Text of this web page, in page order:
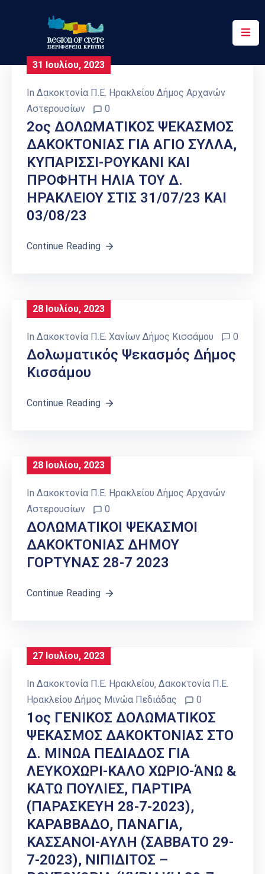
Περιφέρεια
Έργα
Δράσεις
Ψηφιακές
Υπηρεσίες
Επικοινωνία
31 Ιουλίου, 2023
In Δακοκτονία Π.Ε. Ηρακλείου Δήμος Αρχανών
Αστερουσίων
0
2ος ΔΟΛΩΜΑΤΙΚΟΣ ΨΕΚΑΣΜΟΣ
ΔΑΚΟΚΤΟΝΙΑΣ ΓΙΑ ΑΓΙΟ ΣΥΛΛΑ,
ΚΥΠΑΡΙΣΣΙ-ΡΟΥΚΑΝΙ ΚΑΙ
ΠΡΟΦΗΤΗ ΗΛΙΑ ΤΟΥ Δ.
ΗΡΑΚΛΕΙΟΥ ΣΤΙΣ 31/07/23 ΚΑΙ
03/08/23
Continue Reading
28 Ιουλίου, 2023
In Δακοκτονία Π.Ε. Χανίων Δήμος Κισσάμου 0
Δολωματικός Ψεκασμός Δήμος
Κισσάμου
Continue Reading
28 Ιουλίου, 2023
In Δακοκτονία Π.Ε. Ηρακλείου Δήμος Αρχανών
Αστερουσίων
0
ΔΟΛΩΜΑΤΙΚΟΙ ΨΕΚΑΣΜΟΙ
ΔΑΚΟΚΤΟΝΙΑΣ ΔΗΜΟΥ
ΓΟΡΤΥΝΑΣ 28-7 2023
Continue Reading
27 Ιουλίου, 2023
In Δακοκτονία Π.Ε. Ηρακλείου‚ Δακοκτονία Π.Ε.
Ηρακλείου Δήμος Μινώα Πεδιάδας
0
1ος ΓΕΝΙΚΟΣ ΔΟΛΩΜΑΤΙΚΟΣ
ΨΕΚΑΣΜΟΣ ΔΑΚΟΚΤΟΝΙΑΣ ΣΤO
Δ. ΜΙΝΩΑ ΠΕΔΙΑΔΟΣ ΓΙΑ
ΛΕΥΚΟΧΩΡΙ-ΚΑΛΟ ΧΩΡΙΟ-ΆΝΩ &
ΚΑΤΩ ΠΟΥΛΙΕΣ, ΠΑΡΤΙΡΑ
(ΠΑΡΑΣΚΕΥΗ 28-7-2023),
ΚΑΡΑΒΒΑΔΟ, ΠΑΝΑΓΙΑ,
ΚΑΣΣΑΝΟΙ-ΑΥΛΗ (ΣΑΒΒΑΤΟ 29-
7-2023), ΝΙΠΙΔΙΤΟΣ –